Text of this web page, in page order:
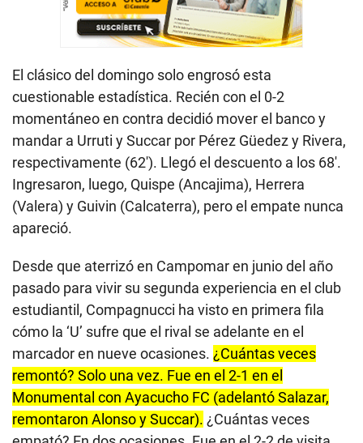
El clásico del domingo solo engrosó esta
cuestionable estadística. Recién con el 0-2
momentáneo en contra decidió mover el banco y
mandar a Urruti y Succar por Pérez Güedez y Rivera,
respectivamente (62′). Llegó el descuento a los 68′.
Ingresaron, luego, Quispe (Ancajima), Herrera
(Valera) y Guivin (Calcaterra), pero el empate nunca
apareció.
Desde que aterrizó en Campomar en junio del año
pasado para vivir su segunda experiencia en el club
estudiantil, Compagnucci ha visto en primera fila
cómo la ‘U’ sufre que el rival se adelante en el
marcador en nueve ocasiones. ¿Cuántas veces
remontó? Solo una vez. Fue en el 2-1 en el
Monumental con Ayacucho FC (adelantó Salazar,
remontaron Alonso y Succar). ¿Cuántas veces